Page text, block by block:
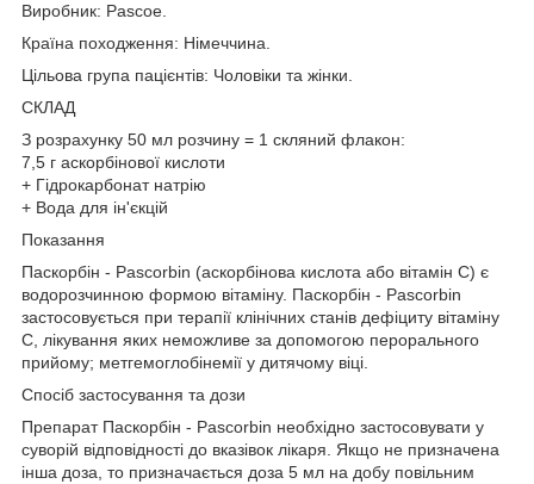
Виробник: Pascoe.
Країна походження: Німеччина.
Цільова група пацієнтів: Чоловіки та жінки.
СКЛАД
З розрахунку 50 мл розчину = 1 скляний флакон:
7,5 г аскорбінової кислоти
+ Гідрокарбонат натрію
+ Вода для ін'єкцій
Показання
Паскорбін - Pascorbin (аскорбінова кислота або вітамін C) є
водорозчинною формою вітаміну. Паскорбін - Pascorbin
застосовується при терапії клінічних станів дефіциту вітаміну
C, лікування яких неможливе за допомогою перорального
прийому; метгемоглобінемії у дитячому віці.
Спосіб застосування та дози
Препарат Паскорбін - Pascorbin необхідно застосовувати у
суворій відповідності до вказівок лікаря. Якщо не призначена
інша доза, то призначається доза 5 мл на добу повільним